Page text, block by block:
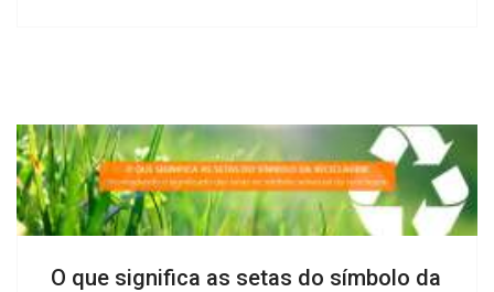
O que significa as setas do símbolo da